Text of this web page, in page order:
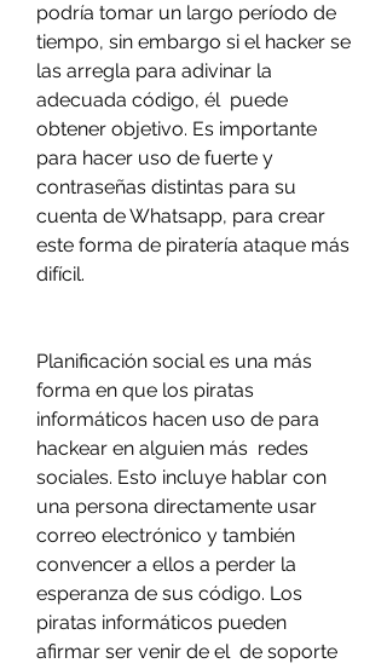
podría tomar un largo período de
tiempo, sin embargo si el hacker se
las arregla para adivinar la
adecuada código, él  puede
obtener objetivo. Es importante
para hacer uso de fuerte y
contraseñas distintas para su
cuenta de Whatsapp, para crear
este forma de piratería ataque más
difícil.
Planificación social es una más
forma en que los piratas
informáticos hacen uso de para
hackear en alguien más  redes
sociales. Esto incluye hablar con
una persona directamente usar
correo electrónico y también
convencer a ellos a perder la
esperanza de sus código. Los
piratas informáticos pueden
afirmar ser venir de el  de soporte